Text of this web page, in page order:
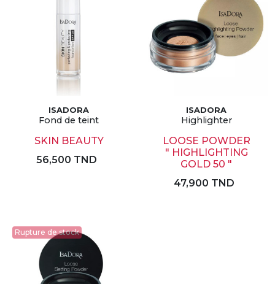
ISADORA
Fond de teint
SKIN BEAUTY
56,500 TND
ISADORA
Highlighter
LOOSE POWDER
" HIGHLIGHTING
GOLD 50 "
47,900 TND
Rupture de stock